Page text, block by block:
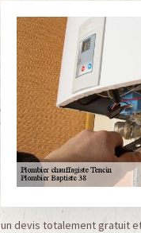
un devis totalement gratuit